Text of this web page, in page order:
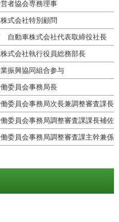
者協会専務理事
式会社特別顧問
自動車株式会社代表取締役社長
式会社執行役員総務部長
振興協同組合参与
委員会事務局長
委員会事務局次長兼調整審査課長
委員会事務局調整審査課課長補佐
委員会事務局調整審査課主幹兼係